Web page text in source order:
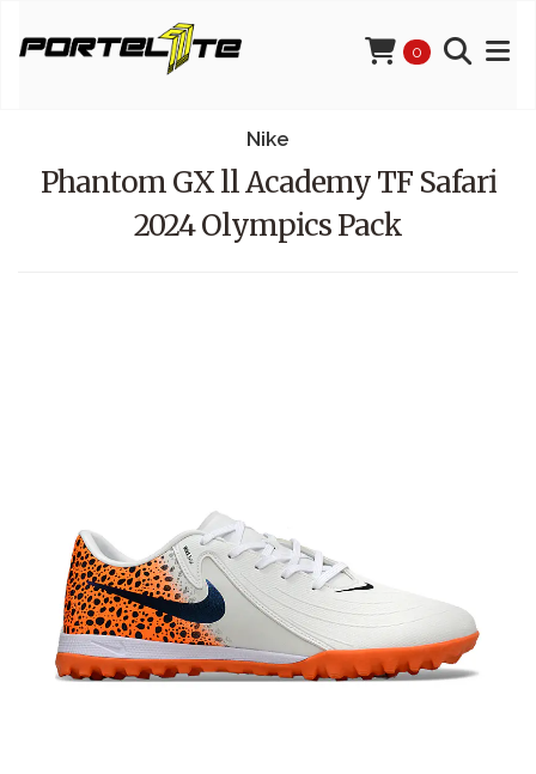
0
Nike
Phantom GX ll Academy TF Safari
2024 Olympics Pack